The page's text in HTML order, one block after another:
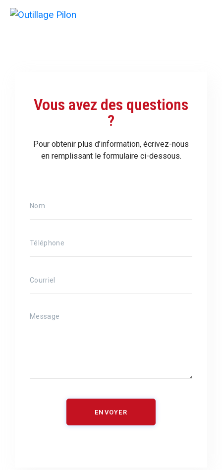
Vous avez des questions
?
Pour obtenir plus d’information, écrivez-nous
en remplissant le formulaire ci-dessous.
ENVOYER